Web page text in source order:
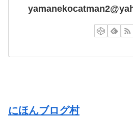
にほんブログ村